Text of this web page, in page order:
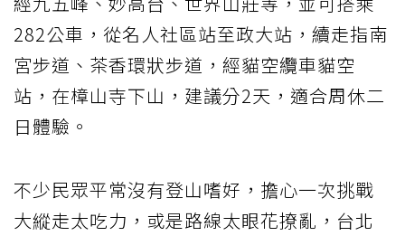
282公車，從名人社區站至政大站，續走指南
宮步道、茶香環狀步道，經貓空纜車貓空
站，在樟山寺下山，建議分2天，適合周休二
日體驗。
不少民眾平常沒有登山嗜好，擔心一次挑戰
大縱走太吃力，或是路線太眼花撩亂，台北